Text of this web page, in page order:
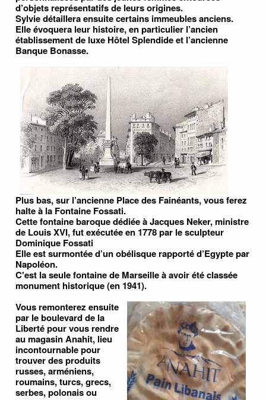
d’objets représentatifs de leurs origines.
Sylvie détaillera ensuite certains immeubles anciens.
Elle évoquera leur histoire, en particulier l’ancien
établissement de luxe Hôtel Splendide et l’ancienne
Banque Bonasse.
Plus bas, sur l’ancienne Place des Fainéants, vous ferez
halte à la Fontaine Fossati.
Cette fontaine baroque dédiée à Jacques Neker, ministre
de Louis XVI, fut exécutée en 1778 par le sculpteur
Dominique Fossati
Elle est surmontée d’un obélisque rapporté d’Egypte par
Napoléon.
C'est la seule fontaine de Marseille à avoir été classée
monument historique (en 1941).
Vous remonterez ensuite
par le boulevard de la
Liberté pour vous rendre
au magasin Anahit, lieu
incontournable pour
trouver des produits
russes, arméniens,
roumains, turcs, grecs,
serbes, polonais ou